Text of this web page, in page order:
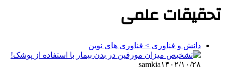
تحقیقات علمی
دانش و فناوری > فناوری های نوین
samkia۱۴۰۲/۱۰/۲۸